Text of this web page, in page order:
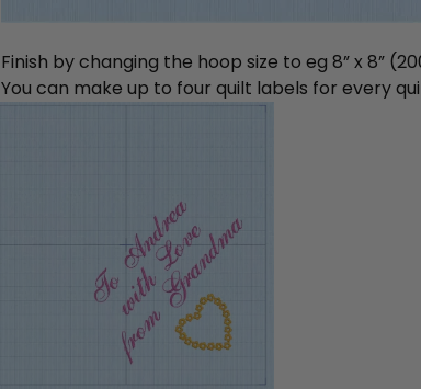
Finish by changing the hoop size to eg 8” x 8”
You can make up to four quilt labels for every